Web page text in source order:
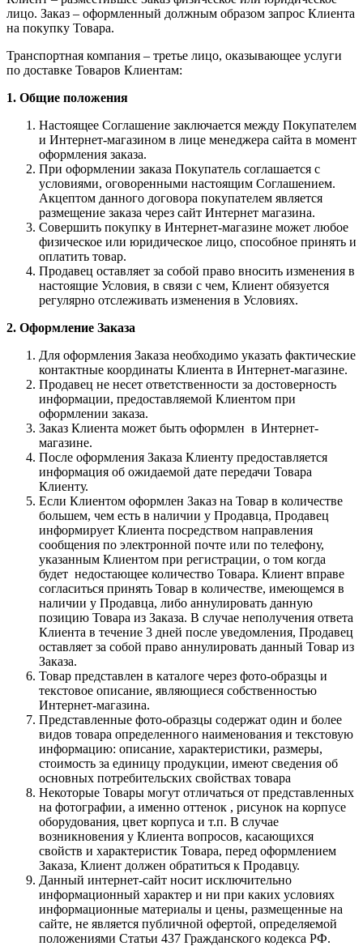
лицо. Заказ – оформленный должным образом запрос Клиента
на покупку Товара.
Транспортная компания – третье лицо, оказывающее услуги
по доставке Товаров Клиентам:
1. Общие положения
Настоящее Соглашение заключается между Покупателем
и Интернет-магазином в лице менеджера сайта в момент
оформления заказа.
При оформлении заказа Покупатель соглашается с
условиями, оговоренными настоящим Соглашением.
Акцептом данного договора покупателем является
размещение заказа через сайт Интернет магазина.
Совершить покупку в Интернет-магазине может любое
физическое или юридическое лицо, способное принять и
оплатить товар.
Продавец оставляет за собой право вносить изменения в
настоящие Условия, в связи с чем, Клиент обязуется
регулярно отслеживать изменения в Условиях.
2. Оформление Заказа
Для оформления Заказа необходимо указать фактические
контактные координаты Клиента в Интернет-магазине.
Продавец не несет ответственности за достоверность
информации, предоставляемой Клиентом при
оформлении заказа.
Заказ Клиента может быть оформлен в Интернет-
магазине.
После оформления Заказа Клиенту предоставляется
информация об ожидаемой дате передачи Товара
Клиенту.
Если Клиентом оформлен Заказ на Товар в количестве
большем, чем есть в наличии у Продавца, Продавец
информирует Клиента посредством направления
сообщения по электронной почте или по телефону,
указанным Клиентом при регистрации, о том когда
будет недостающее количество Товара. Клиент вправе
согласиться принять Товар в количестве, имеющемся в
наличии у Продавца, либо аннулировать данную
позицию Товара из Заказа. В случае неполучения ответа
Клиента в течение 3 дней после уведомления, Продавец
оставляет за собой право аннулировать данный Товар из
Заказа.
Товар представлен в каталоге через фото-образцы и
текстовое описание, являющиеся собственностью
Интернет-магазина.
Представленные фото-образцы содержат один и более
видов товара определенного наименования и текстовую
информацию: описание, характеристики, размеры,
стоимость за единицу продукции, имеют сведения об
основных потребительских свойствах товара
Некоторые Товары могут отличаться от представленных
на фотографии, а именно оттенок , рисунок на корпусе
оборудования, цвет корпуса и т.п. В случае
возникновения у Клиента вопросов, касающихся
свойств и характеристик Товара, перед оформлением
Заказа, Клиент должен обратиться к Продавцу.
Данный интернет-сайт носит исключительно
информационный характер и ни при каких условиях
информационные материалы и цены, размещенные на
сайте, не является публичной офертой, определяемой
положениями Статьи 437 Гражданского кодекса РФ.